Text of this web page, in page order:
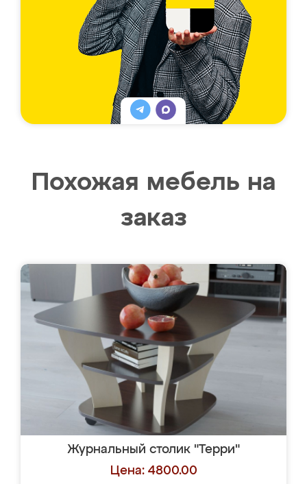
Похожая мебель на
заказ
Журнальный столик "Терри"
Цена: 4800.00